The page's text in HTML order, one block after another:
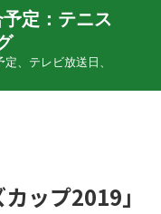
定：テニス
、テレビ放送日、
ップ2019」